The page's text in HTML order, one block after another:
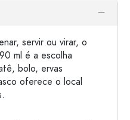
servir ou virar, o
ml é a escolha
bolo, ervas
oferece o local